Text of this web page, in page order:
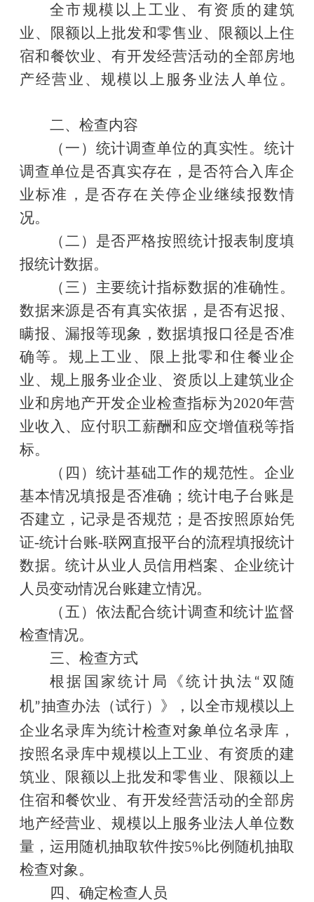
全市规模以上工业、有资质的建筑
业、限额以上批发和零售业、限额以上住
宿和餐饮业、有开发经营活动的全部房地
产经营业 、规模以上 服务业法人单位。
二、检查内容
（一） 统计调查单位的真实性。统计
调查单位是否真实存在，是否符合入库企
业标准，是否存在关停企业继续报数情
况。
（二 ）是否严格按照统计报表制度填
报统计数据。
（三）主要统计指标数据的准确性。
数据来源是否有真实依据，是否有迟报、
瞒报、漏报等现象，数据填报口径是否准
确等。规上工业、限上批零和住餐业企
业、规上服务业企业、资质以上建筑业企
业和房地产开发企业检查指标为2020年营
业收入、应付职工薪酬和应交增值税等指
标。
（四）统计基础工作的规范性。企业
基本情况填报是否准确；统计电子台账是
否建立，记录是否规范；是否按照原始凭
证-统计台账-联网直报平台的流程填报统计
数据。统计从业人员信用档案、企业统计
人员变动情况台账建立情况。
（五）依法配合统计调查和统计监督
检查情况。
三、检查方式
根据 国家统计局《统计执法 “ 双随
机”抽查办法（试行）》 ， 以全市规模以上
企业名录库为统计检查对象单位名录库，
按照名录库中规模以上工业、有资质的建
筑业、限额以上批发和零售业、限额以上
住宿和餐饮业、有开发经营活动的全部房
地产经营业、规模以上 服务业法人单位数
量 ，运用随机抽取软件按5%比例随机抽取
检查对象。
四、确定检查人员